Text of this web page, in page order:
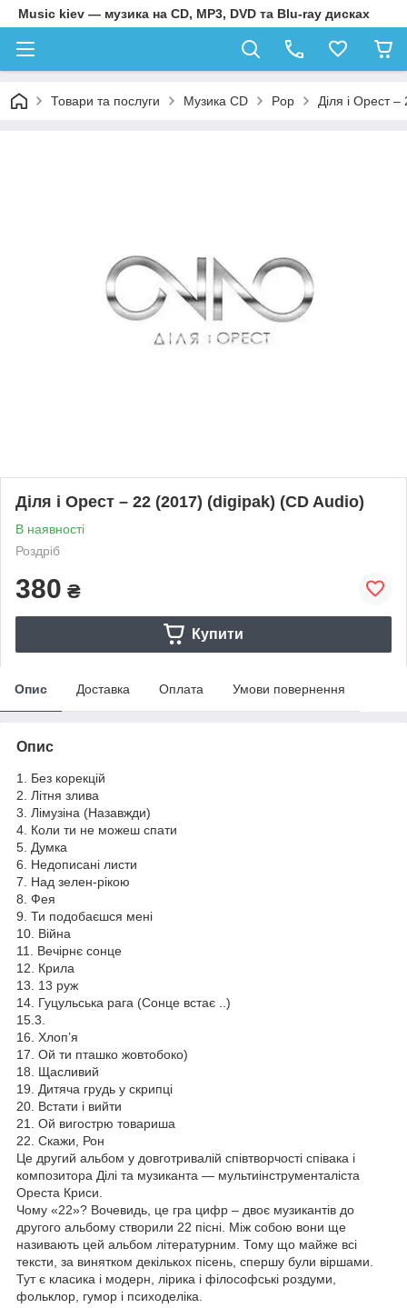
Music kiev — музика на CD, MP3, DVD та Blu-ray дисках
Товари та послуги Музика CD Pop Діля і Орест
Діля і Орест – 22 (2017) (digipak) (CD Audio)
В наявності
Роздріб
380 ₴
Купити
Опис Доставка Оплата Умови повернення
Опис
1. Без корекцій
2. Літня злива
3. Лімузіна (Назавжди)
4. Коли ти не можеш спати
5. Думка
6. Недописані листи
7. Над зелен-рікою
8. Фея
9. Ти подобаєшся мені
10. Війна
11. Вечірнє сонце
12. Крила
13. 13 руж
14. Гуцульська рага (Сонце встає ..)
15.3.
16. Хлоп’я
17. Ой ти пташко жовтобоко)
18. Щасливий
19. Дитяча грудь у скрипці
20. Встати і вийти
21. Ой вигострю товариша
22. Скажи, Рон
Це другий альбом у довготривалій співтворчості співака і
композитора Ділі та музиканта — мультиінструменталіста
Ореста Криси.
Чому «22»? Вочевидь, це гра цифр – двоє музикантів до
другого альбому створили 22 пісні. Між собою вони ще
називають цей альбом літературним. Тому що майже всі
тексти, за винятком декількох пісень, спершу були віршами.
Тут є класика і модерн, лірика і філософські роздуми,
фольклор, гумор і психоделіка.